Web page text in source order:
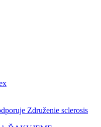
Združenie sclerosis